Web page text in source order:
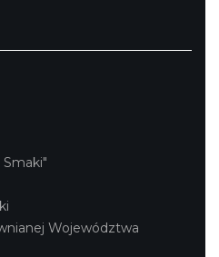
Smaki"
Województwa